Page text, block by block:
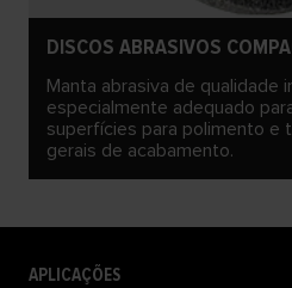
DISCOS ABRASIVOS
Manta abrasiva de qualidade
especialmente adequado
superfícies para polimento e
gerais de acabamento.
APLICAÇÕES